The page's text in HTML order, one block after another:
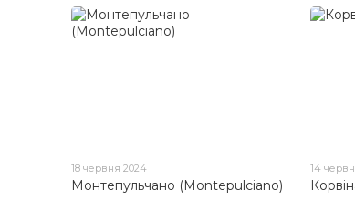
18 червня 2024
Монтепульчано (Montepulciano)
14